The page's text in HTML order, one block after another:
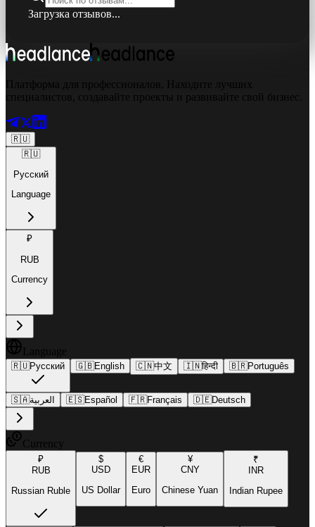
Загрузка отзывов...
Платформа для профессионалов. Находите лучших
специалистов, создавайте проекты и развивайте свой бизнес.
🇷🇺
🇷🇺
Русский
Language
₽
RUB
Currency
Language
🇷🇺Русский 🇬🇧English 🇨🇳中文 🇮🇳हिन्दी 🇧🇷Português
🇸🇦العربية 🇪🇸Español 🇫🇷Français 🇩🇪Deutsch
Currency
₽
RUB
Russian Ruble
$
USD
US Dollar
€
EUR
Euro
¥
CNY
Chinese Yuan
₹
INR
Indian Rupee